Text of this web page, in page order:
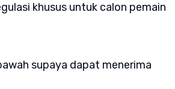
khusus untuk calon pemain
supaya dapat menerima